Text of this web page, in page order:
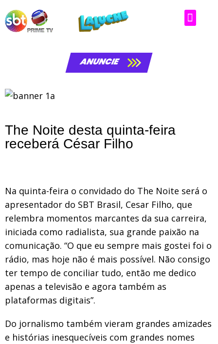
ANUNCIE
The Noite desta quinta-feira
receberá César Filho
Na quinta-feira o convidado do The Noite será o
apresentador do SBT Brasil, Cesar Filho, que
relembra momentos marcantes da sua carreira,
iniciada como radialista, sua grande paixão na
comunicação. “O que eu sempre mais gostei foi o
rádio, mas hoje não é mais possível. Não consigo
ter tempo de conciliar tudo, então me dedico
apenas a televisão e agora também as
plataformas digitais”.
Do jornalismo também vieram grandes amizades
e histórias inesquecíveis com grandes nomes